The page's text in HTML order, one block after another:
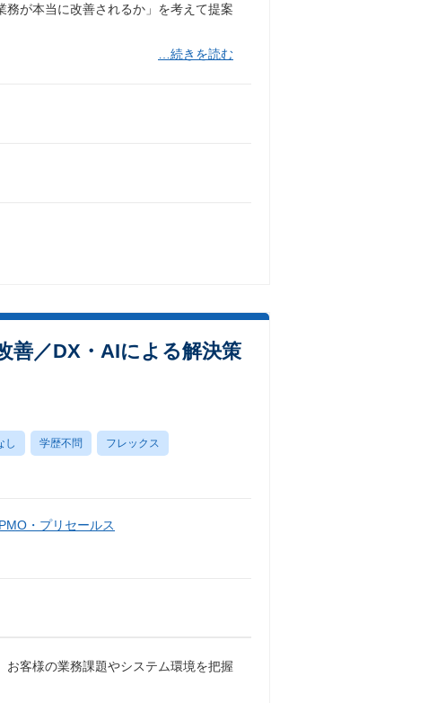
が本当に改善されるか」を考えて提案
…続きを読む
善／DX・AIによる解決策
し 学歴不問 フレックス
・プリセールス
客様の業務課題やシステム環境を把握